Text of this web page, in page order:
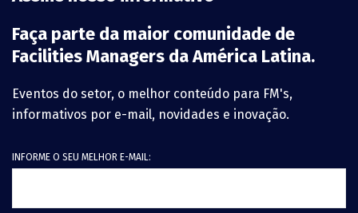
Faça parte da maior comunidade de
Facilities Managers da América Latina.
Eventos do setor, o melhor conteúdo para FM's,
informativos por e-mail, novidades e inovação.
INFORME O SEU MELHOR E-MAIL: